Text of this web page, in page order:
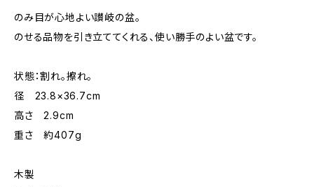
のみ目が心地よい讃岐の盆。
のせる品物を引き立ててくれる、使い勝手のよい盆です。
状態：割れ。擦れ。
径 23.8×36.7cm
高さ 2.9cm
重さ 約407g
木製